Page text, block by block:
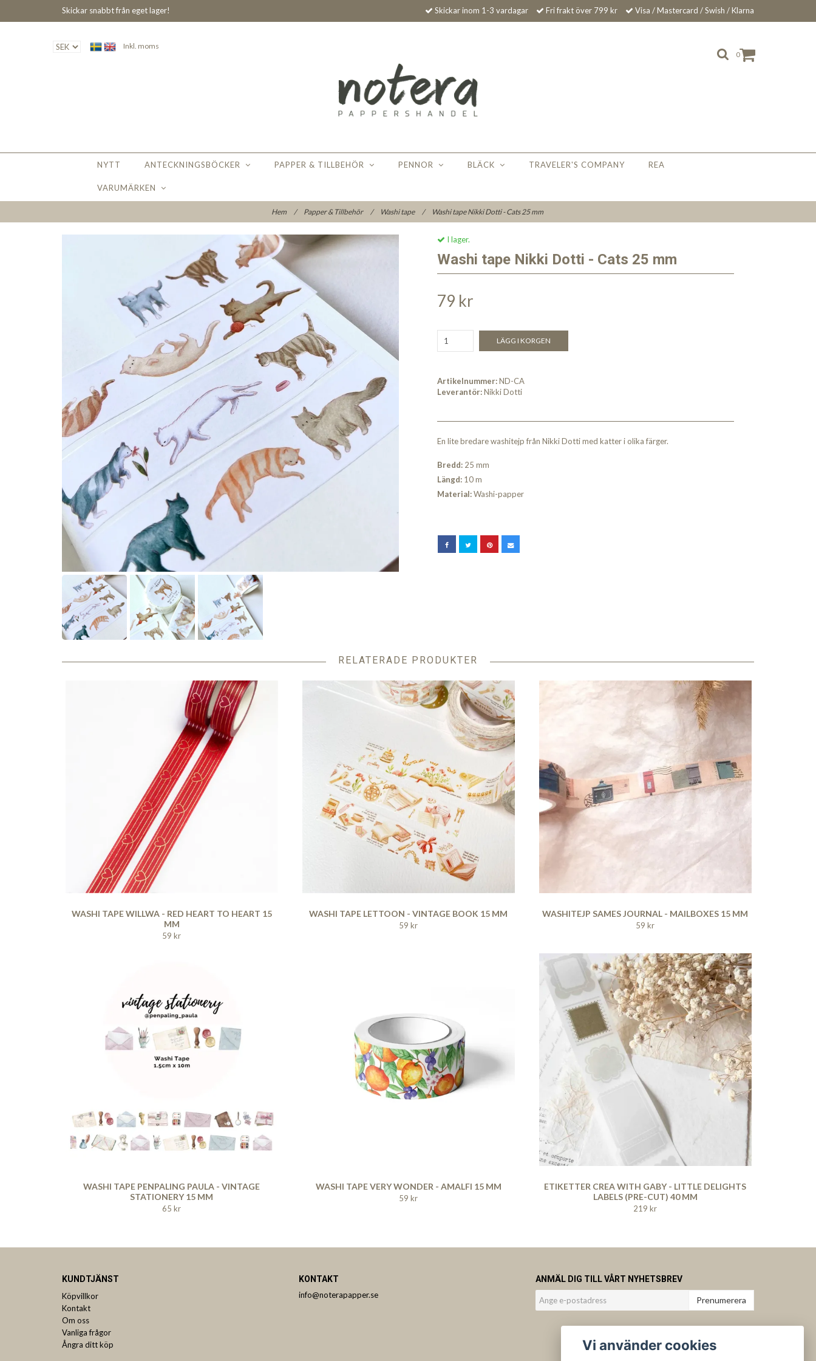
Skickar snabbt från eget lager! Skickar inom 1-3 vardagar Fri frakt över 799 kr Visa / Mastercard / Swish / Klarna
0
Inkl. moms
NYTT ANTECKNINGSBÖCKER PAPPER & TILLBEHÖR PENNOR BLÄCK TRAVELER'S COMPANY REA
VARUMÄRKEN
Hem / Papper & Tillbehör / Washi tape / Washi tape Nikki Dotti - Cats 25 mm
I lager.
Washi tape Nikki Dotti - Cats 25 mm
79 kr
LÄGG I KORGEN
Artikelnummer:ND-CA
Leverantör:Nikki Dotti
En lite bredare washitejp från Nikki Dotti med katter i olika färger.
Bredd: 25 mm
Längd: 10 m
Material:Washi-papper
RELATERADE PRODUKTER
WASHI TAPE WILLWA - RED HEART TO HEART 15
MM
59 kr
WASHI TAPE LETTOON - VINTAGE BOOK 15 MM
59 kr
WASHITEJP SAMES JOURNAL - MAILBOXES 15 MM
59 kr
WASHI TAPE PENPALING PAULA - VINTAGE
STATIONERY 15 MM
65 kr
WASHI TAPE VERY WONDER - AMALFI 15 MM
59 kr
ETIKETTER CREA WITH GABY - LITTLE DELIGHTS
LABELS (PRE-CUT) 40 MM
219 kr
KUNDTJÄNST
Köpvillkor
Kontakt
Om oss
Vanliga frågor
Ångra ditt köp
KONTAKT
info@noterapapper.se
ANMÄL DIG TILL VÅRT NYHETSBREV
Prenumerera
Vi använder cookies